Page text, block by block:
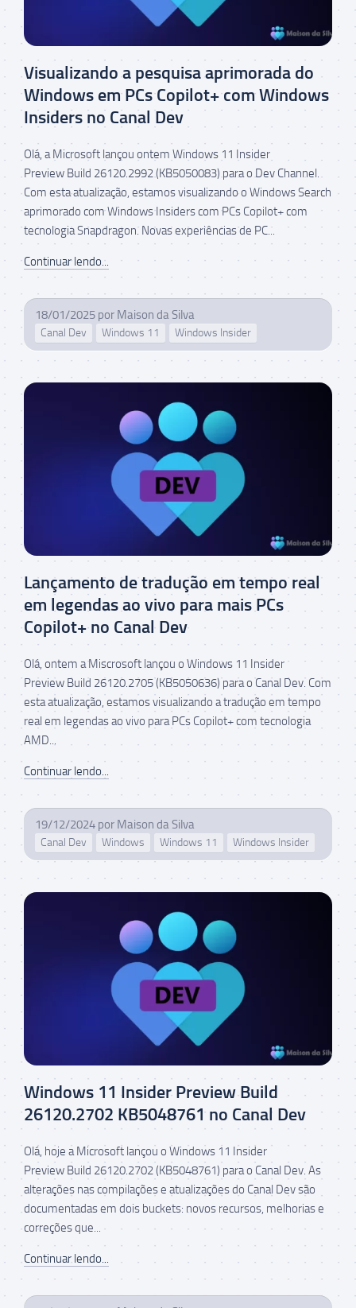
Visualizando a pesquisa aprimorada do
Windows em PCs Copilot+ com Windows
Insiders no Canal Dev
Olá, a Microsoft lançou ontem Windows 11 Insider
Preview Build 26120.2992 (KB5050083) para o Dev Channel.
Com esta atualização, estamos visualizando o Windows Search
aprimorado com Windows Insiders com PCs Copilot+ com
tecnologia Snapdragon. Novas experiências de PC...
Continuar lendo...
18/01/2025 por Maison da Silva
Canal Dev Windows 11 Windows Insider
Lançamento de tradução em tempo real
em legendas ao vivo para mais PCs
Copilot+ no Canal Dev
Olá, ontem a Miscrosoft lançou o Windows 11 Insider
Preview Build 26120.2705 (KB5050636) para o Canal Dev. Com
esta atualização, estamos visualizando a tradução em tempo
real em legendas ao vivo para PCs Copilot+ com tecnologia
AMD...
Continuar lendo...
19/12/2024 por Maison da Silva
Canal Dev Windows Windows 11 Windows Insider
Windows 11 Insider Preview Build
26120.2702 KB5048761 no Canal Dev
Olá, hoje a Microsoft lançou o Windows 11 Insider
Preview Build 26120.2702 (KB5048761) para o Canal Dev. As
alterações nas compilações e atualizações do Canal Dev são
documentadas em dois buckets: novos recursos, melhorias e
correções que...
Continuar lendo...